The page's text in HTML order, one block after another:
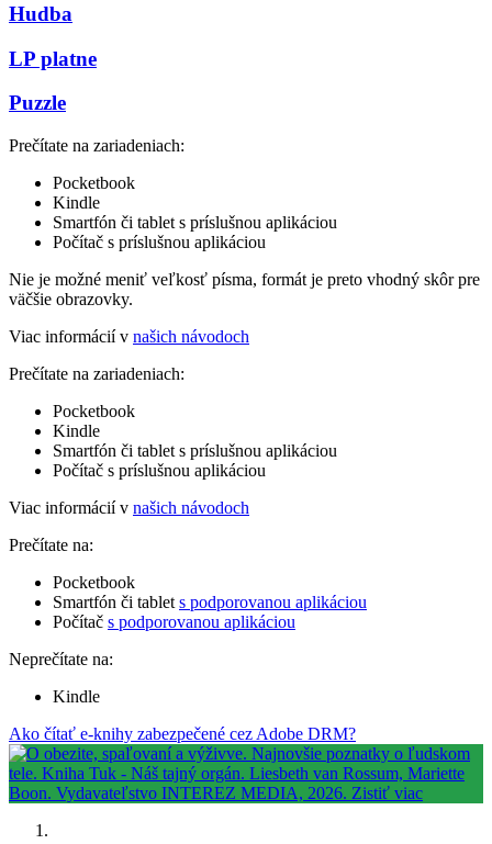
Hudba
LP platne
Puzzle
Prečítate na zariadeniach:
Pocketbook
Kindle
Smartfón či tablet s príslušnou aplikáciou
Počítač s príslušnou aplikáciou
Nie je možné meniť veľkosť písma, formát je preto vhodný skôr pre
väčšie obrazovky.
Viac informácií v našich návodoch
Prečítate na zariadeniach:
Pocketbook
Kindle
Smartfón či tablet s príslušnou aplikáciou
Počítač s príslušnou aplikáciou
Viac informácií v našich návodoch
Prečítate na:
Pocketbook
Smartfón či tablet s podporovanou aplikáciou
Počítač s podporovanou aplikáciou
Neprečítate na:
Kindle
Ako čítať e-knihy zabezpečené cez Adobe DRM?